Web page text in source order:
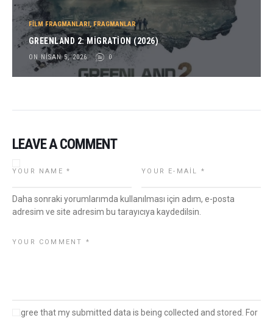
FILM FRAGMANLARI , FRAGMANLAR
GREENLAND 2: MIGRATION (2026)
ON NISAN 5, 2026 0
LEAVE A COMMENT
Daha sonraki yorumlarımda kullanılması için adım, e-posta
adresim ve site adresim bu tarayıcıya kaydedilsin.
I agree that my submitted data is being collected and stored. For